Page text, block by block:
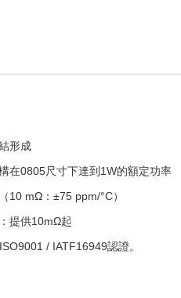
形成
在0805尺寸下達到1W的額定功率
10 mΩ：±75 ppm/°C）
提供10mΩ起
/ IATF16949認證。